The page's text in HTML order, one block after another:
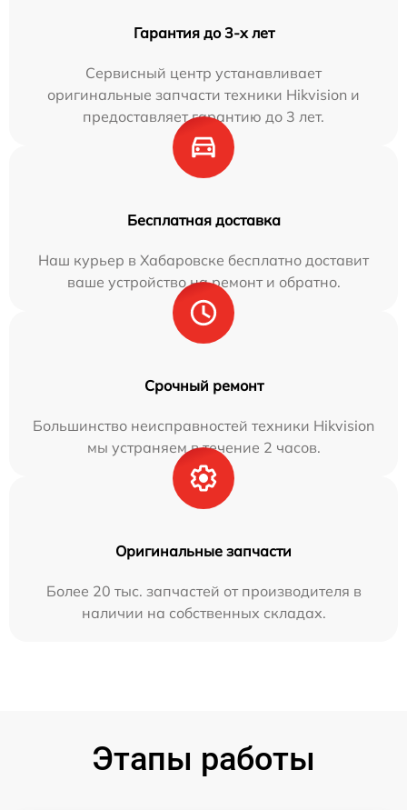
Гарантия до 3-х лет
Сервисный центр устанавливает
оригинальные запчасти техники Hikvision и
предоставляет гарантию до 3 лет.
Бесплатная доставка
Наш курьер в Хабаровске бесплатно доставит
ваше устройство на ремонт и обратно.
Срочный ремонт
Большинство неисправностей техники Hikvision
мы устраняем в течение 2 часов.
Оригинальные запчасти
Более 20 тыс. запчастей от производителя в
наличии на собственных складах.
Этапы работы